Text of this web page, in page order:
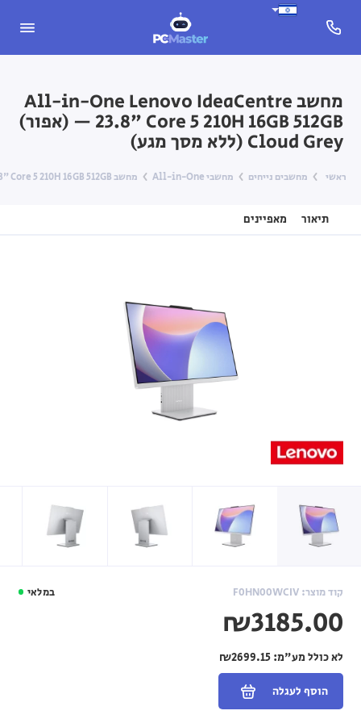
מחשב All-in-One Lenovo IdeaCentre
23.8" Core 5 210H 16GB 512GB — (אפור)
Cloud Grey (ללא מסך מגע)
ראשי מחשבים נייחים מחשבי All-in-One מחשב All-in-One Lenovo IdeaCentre 23.8" Core 5 210H 16GB 512GB — (אפור) Cloud Grey (ללא מסך מגע)
תיאור מאפיינים
במלאי קוד מוצר: F0HN00WCIV
₪3185.00
לא כולל מע"מ:₪2699.15
הוסף לעגלה